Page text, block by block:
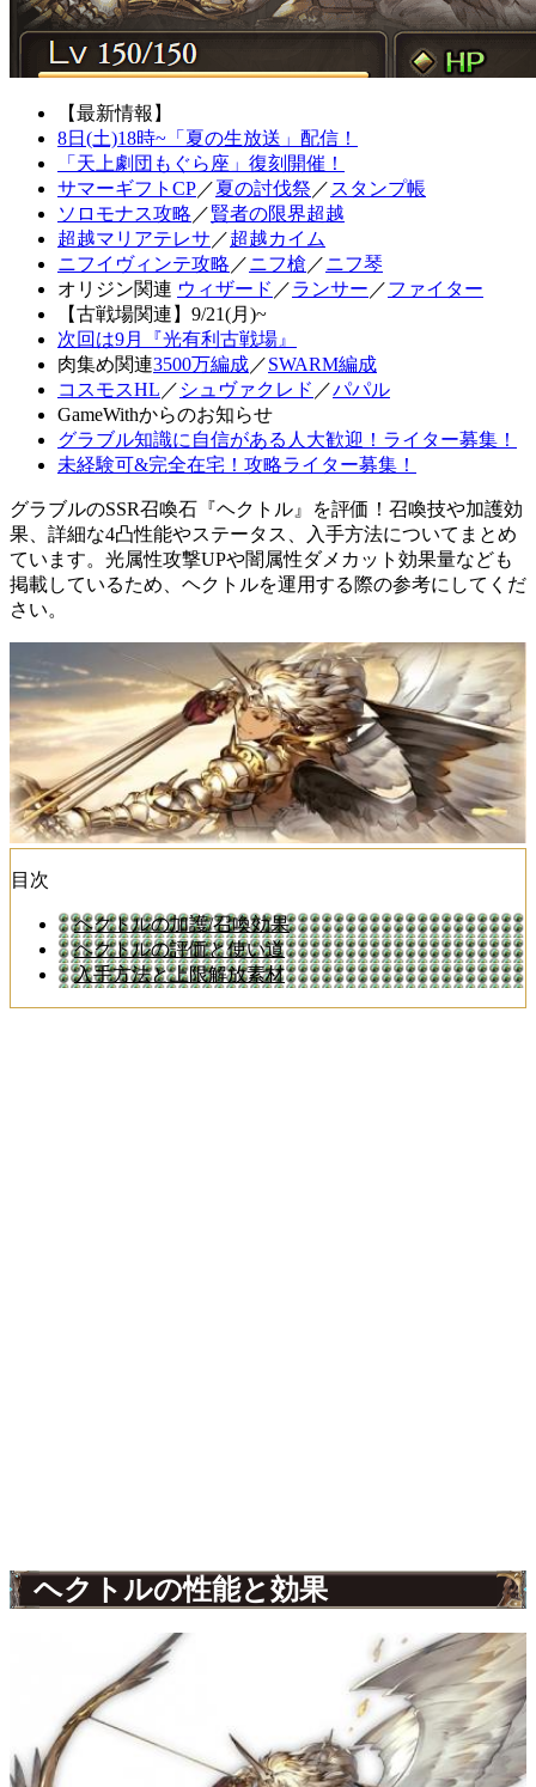
【最新情報】
8日(土)18時~「夏の生放送」配信！
「天上劇団もぐら座」復刻開催！
サマーギフトCP／夏の討伐祭 ／ スタンプ帳
ソロモナス攻略 ／賢者の限界超越
超越マリアテレサ ／超越カイム
ニフイヴィンテ攻略 ／ニフ槍 ／ニフ琴
オリジン関連 ウィザード ／ランサー ／ファイター
【古戦場関連】9/21(月)~
次回は9月『光有利古戦場』
肉集め関連3500万編成／SWARM編成
コスモスHL ／ シュヴァクレド ／パパル
GameWithからのお知らせ
グラブル知識に自信がある人大歓迎！ライター募集！
未経験可&完全在宅！攻略ライター募集！
グラブルのSSR召喚石『ヘクトル』を評価！召喚技や加護効
果、詳細な4凸性能やステータス、入手方法についてまとめ
ています。光属性攻撃UPや闇属性ダメカット効果量なども
掲載しているため、ヘクトルを運用する際の参考にしてくだ
さい。
目次
ヘクトルの加護/召喚効果
ヘクトルの評価と使い道
入手方法と上限解放素材
ヘクトルの性能と効果